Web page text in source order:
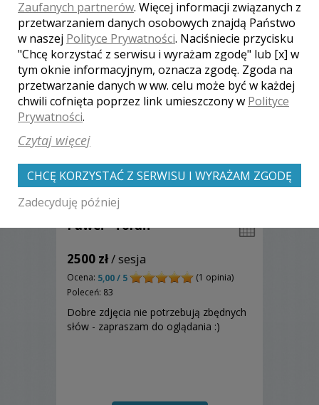
spojrzenia, uśmiechy, pocałunki i inne
emocje.
Zobacz więcej
Polecamy
Paweł - Toruń
2500 zł/ sesja
Ocena: 5,00 / 5
(1 opinia)
Poleceń: 83
Dobre zdjęcia nie potrzebują zbędnych
słów - zapraszam do oglądania :)
Zaufanych partnerów. Więcej informacji związanych z
przetwarzaniem danych osobowych znajdą Państwo
w naszej Polityce Prywatności. Naciśniecie przycisku
"Chcę korzystać z serwisu i wyrażam zgodę" lub [x] w
tym oknie informacyjnym, oznacza zgodę. Zgoda na
przetwarzanie danych w ww. celu może być w każdej
chwili cofnięta poprzez link umieszczony w Polityce
Prywatności.
Czytaj więcej
CHCĘ KORZYSTAĆ Z SERWISU I WYRAŻAM ZGODĘ
Zadecyduję później